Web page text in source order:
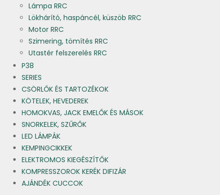
Lámpa RRC
Lökhárító, haspáncél, küszöb RRC
Motor RRC
Szimering, tömítés RRC
Utastér felszerelés RRC
P38
SERIES
CSÖRLŐK ÉS TARTOZÉKOK
KÖTELEK, HEVEDEREK
HOMOKVAS, JACK EMELŐK ÉS MÁSOK
SNORKELEK, SZŰRŐK
LED LÁMPÁK
KEMPINGCIKKEK
ELEKTROMOS KIEGÉSZÍTŐK
KOMPRESSZOROK KERÉK DIFIZÁR
AJÁNDÉK CUCCOK